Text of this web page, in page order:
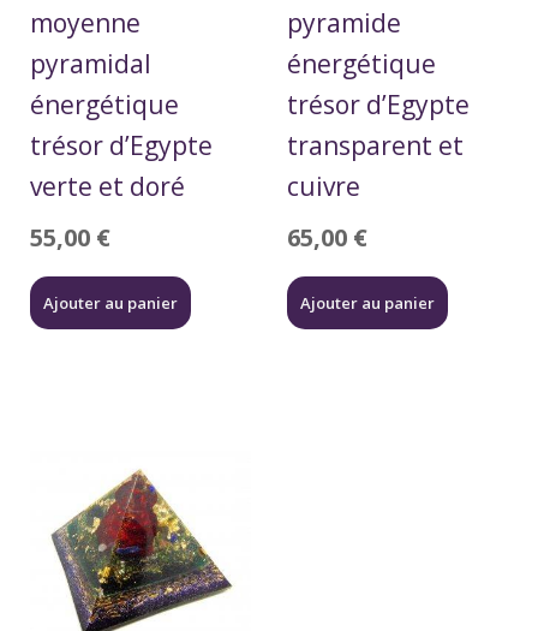
moyenne
pyramidal
énergétique
trésor d’Egypte
verte et doré
55,00 €
Ajouter au panier
pyramide
énergétique
trésor d’Egypte
transparent et
cuivre
65,00 €
Ajouter au panier